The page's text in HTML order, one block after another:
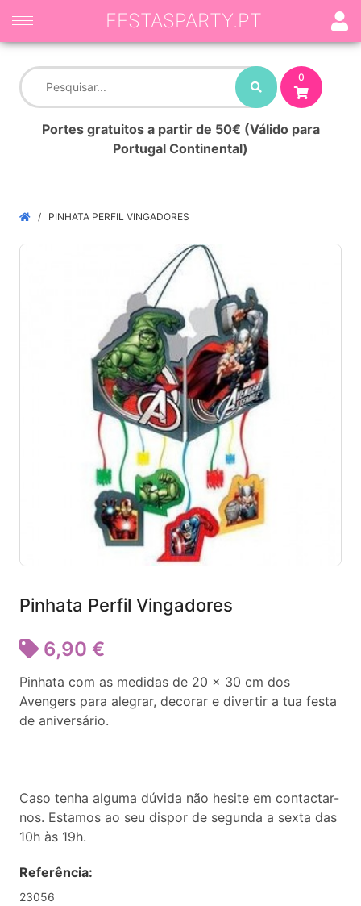
0
Portes gratuitos a partir de 50€ (Válido para
Portugal Continental)
FESTASPARTY.PT
PINHATA PERFIL VINGADORES
Pinhata Perfil Vingadores
6,90 €
Pinhata com as medidas de 20 x 30 cm dos
Avengers para alegrar, decorar e divertir a tua festa
de aniversário.
Caso tenha alguma dúvida não hesite em contactar-
nos. Estamos ao seu dispor de segunda a sexta das
10h às 19h.
Referência:
23056